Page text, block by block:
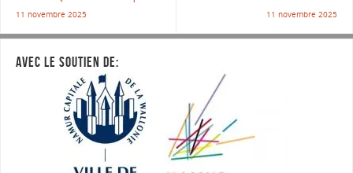
11 novembre 2025 11 novembre 2025
AVEC LE SOUTIEN DE: